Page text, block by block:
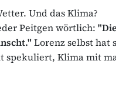
Und das Klima?
Peitgen wörtlich:
Lorenz selbst hat
spekuliert, Klima mit